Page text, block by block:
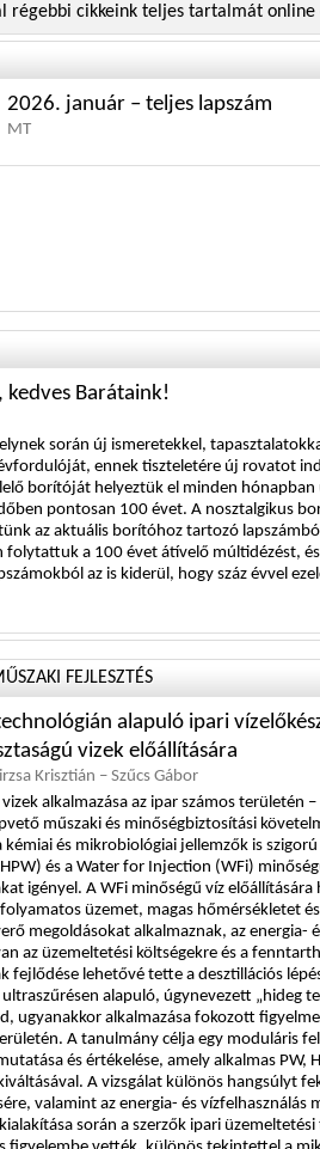
régebbi cikkeink teljes tartalmát
2026. január – teljes lapszám
MT
kedves Barátaink!
során új ismeretekkel,
ennek tiszteletére új rovatot
borítóját helyeztük el minden hónapban
pontosan 100 évet. A nosztalgikus
az aktuális borítóhoz tartozó
folytattuk a 100 évet átívelő múltidézést,
az is kiderül, hogy száz évvel
FEJLESZTÉS
alapuló ipari
vizek előállítására
Krisztián – Szűcs Gábor
alkalmazása az ipar számos területén
műszaki és minőségbiztosítási
kémiai és mikrobiológiai jellemzők is
és a Water for Injection (WFi)
igényel. A WFi minőségű víz
üzemet, magas hőmérsékletet
megoldásokat alkalmaznak, az
az üzemeltetési költségekre és a
fejlődése lehetővé tette a desztillációs
alapuló, úgynevezett „hideg
ugyanakkor alkalmazása fokozott
A tanulmány célja egy moduláris
és értékelése, amely alkalmas PW,
A vizsgálat különös hangsúlyt
valamint az energia- és
során a szerzők ipari